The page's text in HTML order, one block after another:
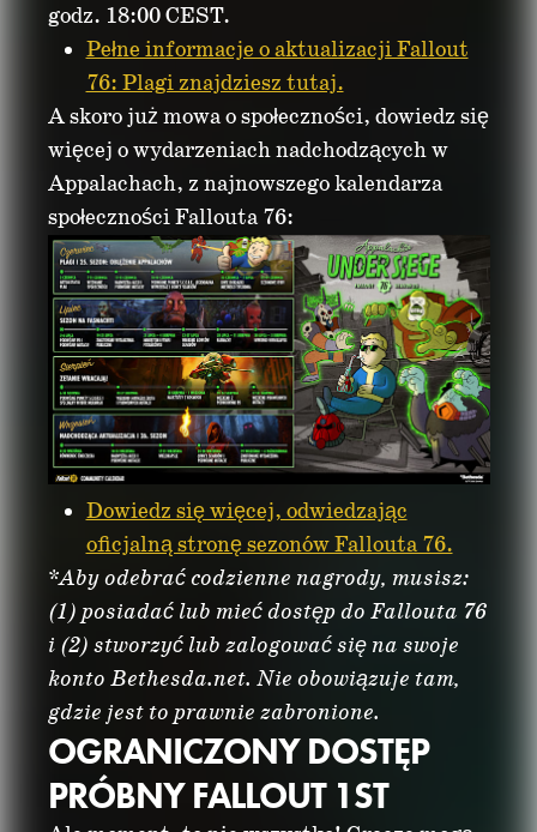
godz. 18:00 CEST.
Pełne informacje o aktualizacji Fallout
76: Plagi znajdziesz tutaj.
A skoro już mowa o społeczności, dowiedz się
więcej o wydarzeniach nadchodzących w
Appalachach, z najnowszego kalendarza
społeczności Fallouta 76:
Dowiedz się więcej, odwiedzając
oficjalną stronę sezonów Fallouta 76.
*Aby odebrać codzienne nagrody, musisz:
(1) posiadać lub mieć dostęp do Fallouta 76
i (2) stworzyć lub zalogować się na swoje
konto Bethesda.net. Nie obowiązuje tam,
gdzie jest to prawnie zabronione.
OGRANICZONY DOSTĘP
PRÓBNY FALLOUT 1ST